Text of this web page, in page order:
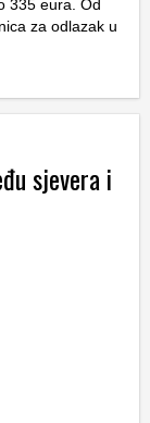
335 eura. Od
za odlazak u
sjevera i